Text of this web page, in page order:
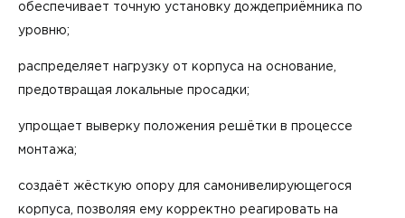
обеспечивает точную установку дождеприёмника по
уровню;
распределяет нагрузку от корпуса на основание,
предотвращая локальные просадки;
упрощает выверку положения решётки в процессе
монтажа;
создаёт жёсткую опору для самонивелирующегося
корпуса, позволяя ему корректно реагировать на